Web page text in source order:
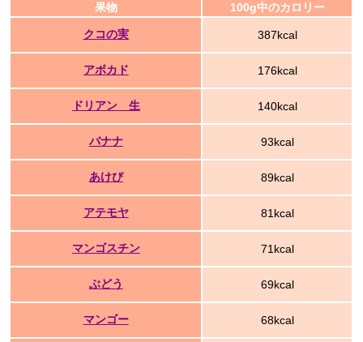
果物 100g中のカロリー
クコの実 387kcal
アボカド 176kcal
ドリアン 生 140kcal
バナナ 93kcal
あけび 89kcal
アテモヤ 81kcal
マンゴスチン 71kcal
ぶどう 69kcal
マンゴー 68kcal